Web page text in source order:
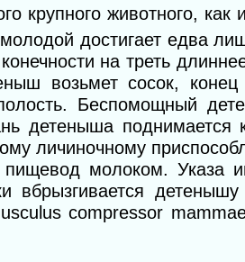
крупного животного, как
достигает едва
на треть
возьмет сосок,
Беспомощный
детеныша поднимается
личиночному
молоком. Указа
вбрызгивается
compressor